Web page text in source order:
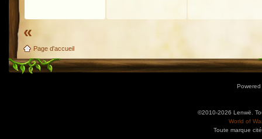
«
Page d'accueil
©2010-2026 Lenwë.
World of
Toute marque